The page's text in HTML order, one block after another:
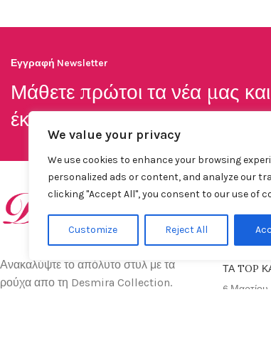
We value your privacy
We use cookies to enhance your browsing
personalized ads or content, and analyze our
clicking "Accept All", you consent to our use of
Customize Reject All
Εγγραφή Newsletter
Μάθετε πρώτοι τα νέα μας
έκπτωση απο τοDesmira
Ανακαλύψτε το απόλυτο στυλ με τα
ρούχα απο τη Desmira Collection.
FASHION
19
ΤΑ TOP
6